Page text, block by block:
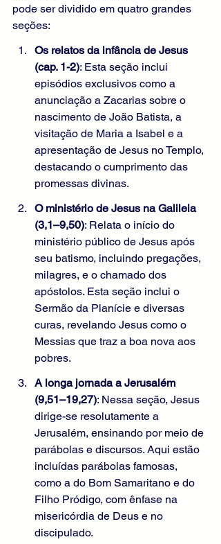
pode ser dividido em quatro grandes
seções:
Os relatos da infância de Jesus
(cap. 1-2): Esta seção inclui
episódios exclusivos como a
anunciação a Zacarias sobre o
nascimento de João Batista, a
visitação de Maria a Isabel e a
apresentação de Jesus no Templo,
destacando o cumprimento das
promessas divinas.
O ministério de Jesus na Galileia
(3,1–9,50): Relata o início do
ministério público de Jesus após
seu batismo, incluindo pregações,
milagres, e o chamado dos
apóstolos. Esta seção inclui o
Sermão da Planície e diversas
curas, revelando Jesus como o
Messias que traz a boa nova aos
pobres.
A longa jornada a Jerusalém
(9,51–19,27): Nessa seção, Jesus
dirige-se resolutamente a
Jerusalém, ensinando por meio de
parábolas e discursos. Aqui estão
incluídas parábolas famosas,
como a do Bom Samaritano e do
Filho Pródigo, com ênfase na
misericórdia de Deus e no
discipulado.